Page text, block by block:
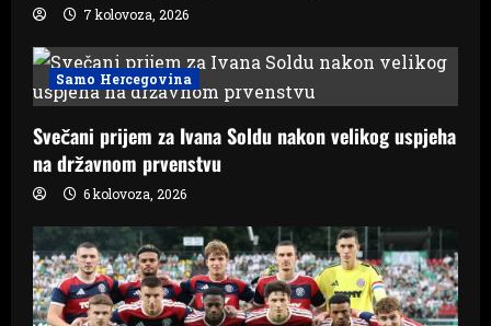
7 kolovoza, 2026
Samo Hercegovina
Svečani prijem za Ivana Soldu nakon velikog uspjeha
na državnom prvenstvu
6 kolovoza, 2026